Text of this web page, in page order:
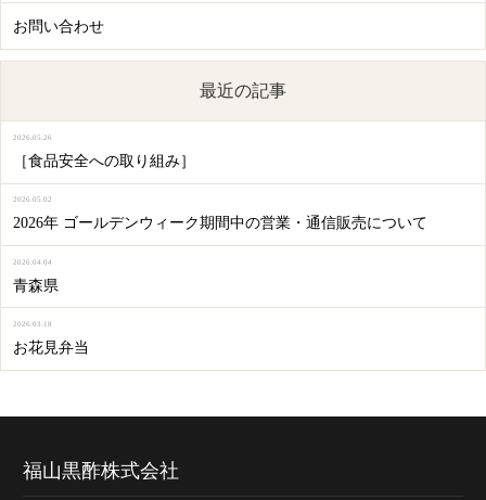
お問い合わせ
最近の記事
［食品安全への取り組み］
2026.05.26
2026年 ゴールデンウィーク期間中の営業・通信販売について
2026.05.02
青森県
2026.04.04
お花見弁当
2026.03.18
福山黒酢株式会社